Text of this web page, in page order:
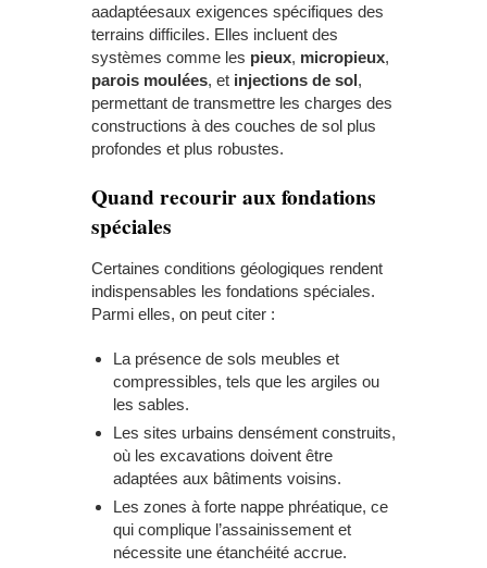
aadaptéesaux exigences spécifiques des
terrains difficiles. Elles incluent des
systèmes comme les pieux, micropieux,
parois moulées, et injections de sol,
permettant de transmettre les charges des
constructions à des couches de sol plus
profondes et plus robustes.
Quand recourir aux fondations
spéciales
Certaines conditions géologiques rendent
indispensables les fondations spéciales.
Parmi elles, on peut citer :
La présence de sols meubles et
compressibles, tels que les argiles ou
les sables.
Les sites urbains densément construits,
où les excavations doivent être
adaptées aux bâtiments voisins.
Les zones à forte nappe phréatique, ce
qui complique l’assainissement et
nécessite une étanchéité accrue.